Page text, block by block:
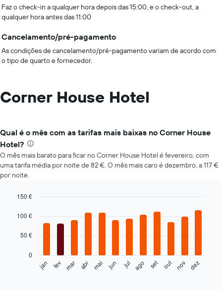
Faz o check-in a qualquer hora depois das 15:00, e o check-out, a
qualquer hora antes das 11:00
Cancelamento/pré-pagamento
As condições de cancelamento/pré-pagamento variam de acordo com
o tipo de quarto e fornecedor.
Corner House Hotel
Qual é o mês com as tarifas mais baixas no Corner House
Hotel?
O mês mais barato para ficar no Corner House Hotel é fevereiro, com
uma tarifa média por noite de 82 €. O mês mais caro é dezembro, a 117 €
por noite.
chart
bars.
graphic.
jan fev mar abr mai jun jul ago set out nov dez
0
50 €
100 €
150 €